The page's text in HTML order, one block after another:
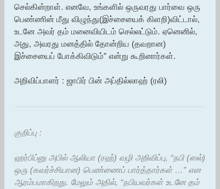
செல்கின்றாள். எனவே, உங்களில் ஒருவரது பார்வை ஒரு
பெண்ணின் மீது விழுந்து(இச்சையைக் கிளறி)விட்டால்,
உடனே அவர் தம் மனைவியிடம் செல்லட்டும். ஏனெனில்,
அது, அவரது மனத்தில் தோன்றிய (தவறான)
இச்சையைப் போக்கிவிடும்” என்று கூறினார்கள்.
அறிவிப்பாளர் : ஜாபிர் பின் அப்தில்லாஹ் (ரலி)
குறிப்பு :
ஹர்பிப்னு அபில் ஆலியா (ரஹ்) வழி அறிவிப்பு, “நபி (ஸல்)
ஒரு (கவர்ச்சியான) பெண்ணைப் பார்த்தார்கள் …” என
ஆரம்பமாகிறது. மேலும் அதில், “நபியவர்கள் உடனே தம்